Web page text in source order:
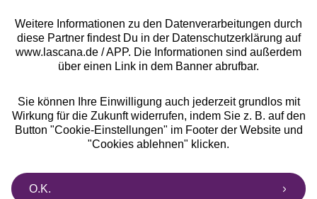
Weitere Informationen zu den Datenverarbeitungen durch
diese Partner findest Du in der Datenschutzerklärung auf
www.lascana.de / APP. Die Informationen sind außerdem
über einen Link in dem Banner abrufbar.
Sie können Ihre Einwilligung auch jederzeit grundlos mit
Wirkung für die Zukunft widerrufen, indem Sie z. B. auf den
Button "Cookie-Einstellungen" im Footer der Website und
"Cookies ablehnen" klicken.
O.K.